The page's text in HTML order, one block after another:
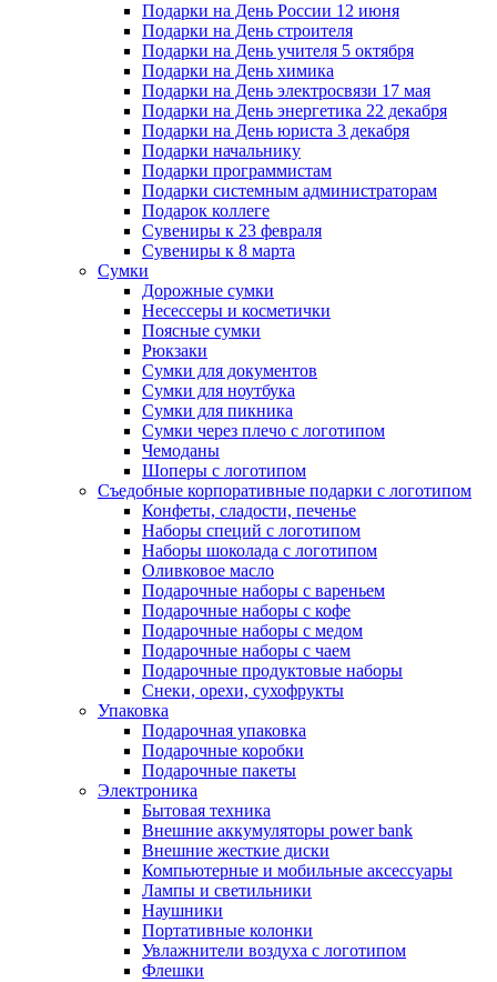
Подарки на День России 12 июня
Подарки на День строителя
Подарки на День учителя 5 октября
Подарки на День химика
Подарки на День электросвязи 17 мая
Подарки на День энергетика 22 декабря
Подарки на День юриста 3 декабря
Подарки начальнику
Подарки программистам
Подарки системным администраторам
Подарок коллеге
Сувениры к 23 февраля
Сувениры к 8 марта
Сумки
Дорожные сумки
Несессеры и косметички
Поясные сумки
Рюкзаки
Сумки для документов
Сумки для ноутбука
Сумки для пикника
Сумки через плечо с логотипом
Чемоданы
Шоперы с логотипом
Съедобные корпоративные подарки с логотипом
Конфеты, сладости, печенье
Наборы специй с логотипом
Наборы шоколада с логотипом
Оливковое масло
Подарочные наборы с вареньем
Подарочные наборы с кофе
Подарочные наборы с медом
Подарочные наборы с чаем
Подарочные продуктовые наборы
Снеки, орехи, сухофрукты
Упаковка
Подарочная упаковка
Подарочные коробки
Подарочные пакеты
Электроника
Бытовая техника
Внешние аккумуляторы power bank
Внешние жесткие диски
Компьютерные и мобильные аксессуары
Лампы и светильники
Наушники
Портативные колонки
Увлажнители воздуха с логотипом
Флешки